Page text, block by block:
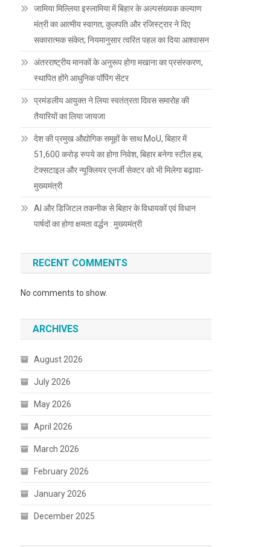
जामिया मिल्लिया इस्लामिया में बिहार के अल्पसंख्यक कल्याण
मंत्री का आत्मीय स्वागत; कुलपति और रजिस्ट्रार ने दिए
सकारात्मक संकेत; नियमानुसार त्वरित पहल का दिया आश्वासन
अंतरराष्ट्रीय मानकों के अनुरूप होगा मखाना का प्रसंस्करण,
स्थापित होंगे आधुनिक पॉपिंग सेंटर
प्रमंडलीय आयुक्त ने लिया स्वतंत्रता दिवस समारोह की
तैयारियों का लिया जायजा
देश की प्रमुख औद्योगिक समूहों के साथ MoU, बिहार में
51,600 करोड़ रुपये का होगा निवेश, बिहार बनेगा स्टील हब,
टेक्सटाइल और न्यूक्लियर एनर्जी सेक्टर को भी मिलेगा बढ़ावा-
मुख्यमंत्री
AI और डिजिटल तकनीक से बिहार के विधायकों एवं विधान
पार्षदों का होगा क्षमता वर्द्धन : मुख्यमंत्री
RECENT COMMENTS
No comments to show.
ARCHIVES
August 2026
July 2026
May 2026
April 2026
March 2026
February 2026
January 2026
December 2025